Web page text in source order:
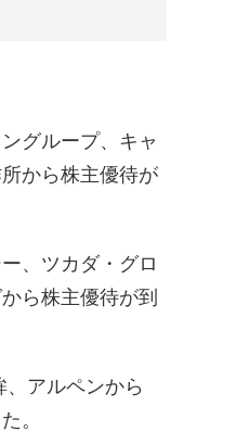
グループ、キャ
から株主優待が
、ツカダ・グロ
ら株主優待が到
アルペンから
。